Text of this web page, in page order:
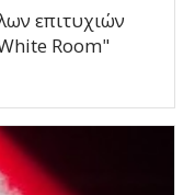
επιτυχιών
Room"